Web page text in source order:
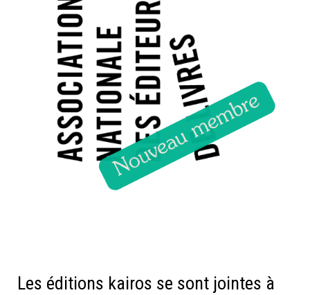
Les éditions kairos se sont jointes à